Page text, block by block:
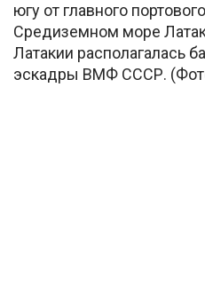
югу от главного
Средиземном море
Латакии располагалась
эскадры ВМФ СССР.